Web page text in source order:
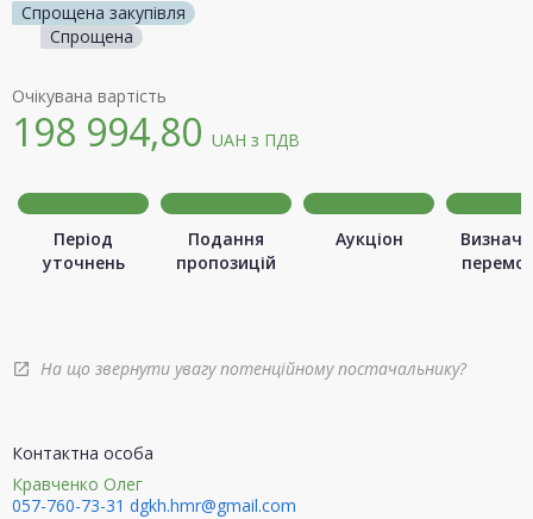
Спрощена закупівля
Спрощена
Очікувана вартість
198 994,80 UAH з ПДВ
Період
уточнень
Подання
пропозицій
Аукціон
open_in_new На що звернути увагу потенційному постачальнику?
Контактна особа
Кравченко Олег
057-760-73-31 dgkh.hmr@gmail.com